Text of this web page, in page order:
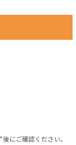
にご確認ください。